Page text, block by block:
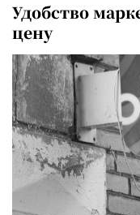
Удобство
цену